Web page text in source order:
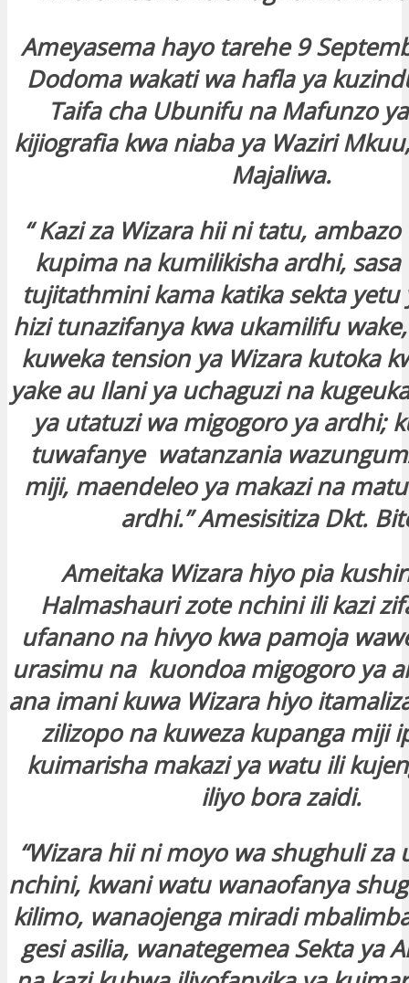
Ameyasema hayo tarehe 9
Dodoma wakati wa hafla ya
Taifa cha Ubunifu na Mafunzo
kijiografia kwa niaba ya Waziri
Majaliwa.
“ Kazi za Wizara hii ni tatu,
kupima na kumilikisha ardhi,
tujitathmini kama katika sekta yetu
hizi tunazifanya kwa ukamilifu
kuweka tension ya Wizara kutoka
yake au Ilani ya uchaguzi na
ya utatuzi wa migogoro ya ardhi;
tuwafanye watanzania
miji, maendeleo ya makazi na
ardhi.” Amesisitiza Dkt.
Ameitaka Wizara hiyo pia
Halmashauri zote nchini ili kazi
ufanano na hivyo kwa pamoja
urasimu na kuondoa migogoro ya
ana imani kuwa Wizara hiyo
zilizopo na kuweza kupanga miji
kuimarisha makazi ya watu ili
iliyo bora zaidi.
“Wizara hii ni moyo wa shughuli za
nchini, kwani watu wanaofanya
kilimo, wanaojenga miradi
gesi asilia, wanategemea Sekta ya